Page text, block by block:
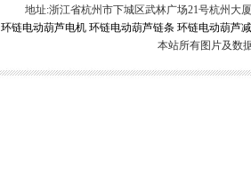
地址:浙江省杭州市下城区武林广场21号杭州大厦
环链电动葫芦电机 环链电动葫芦链条 环链电动葫芦
本站所有图片及数